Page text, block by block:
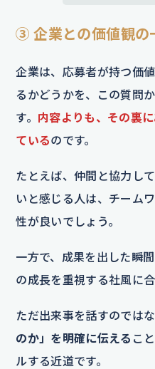
③ 企業との価値観の
企業は、応募者が持つ価
るかどうかを、この質問
す。 内容よりも、その裏
ているのです。
たとえば、仲間と協力し
いと感じる人は、チーム
性が良いでしょう。
一方で、成果を出した瞬
の成長を重視する社風に
ただ出来事を話すのではな
のか」を明確に伝える こ
ルする近道です。